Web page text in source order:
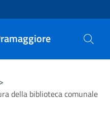
>
della biblioteca comunale